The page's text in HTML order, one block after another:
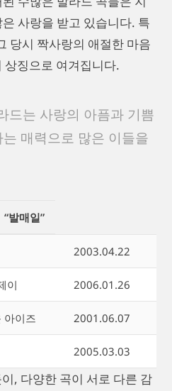
사랑을 받고 있습니다. 특
당시 짝사랑의 애절한 마음
상징으로 여겨집니다.
드는 사랑의 아픔과 기쁨
매력으로 많은 이들을
“발매일”
2003.04.22
이 2006.01.26
아이즈 2001.06.07
2005.03.03
, 다양한 곡이 서로 다른 감